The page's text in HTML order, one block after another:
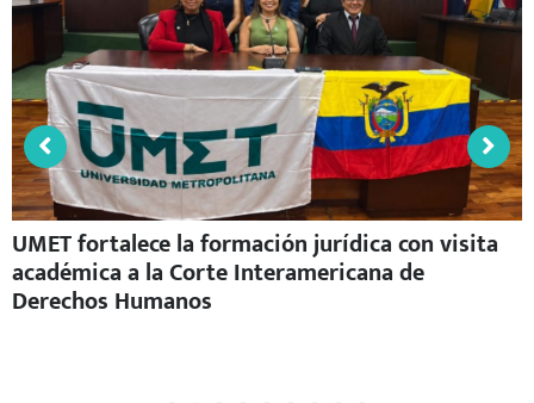
UMET fortalece la formación jurídica con visita
académica a la Corte Interamericana de
Derechos Humanos